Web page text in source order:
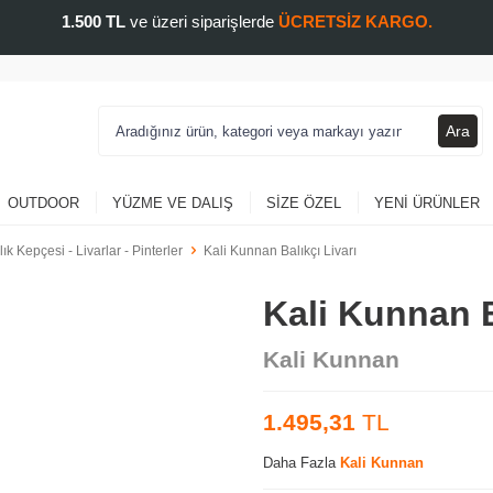
1.500 TLve üzeri siparişlerde ÜCRETSİZ KARGO.
Ara
OUTDOOR YÜZME VE DALIŞ SIZE ÖZEL YENI ÜRÜNLER
Kepçesi - Livarlar - Pinterler Kali Kunnan Balıkçı Livarı
Kali Kunnan
Kali Kunnan
1.495,31 TL
Daha Fazla Kali Kunnan